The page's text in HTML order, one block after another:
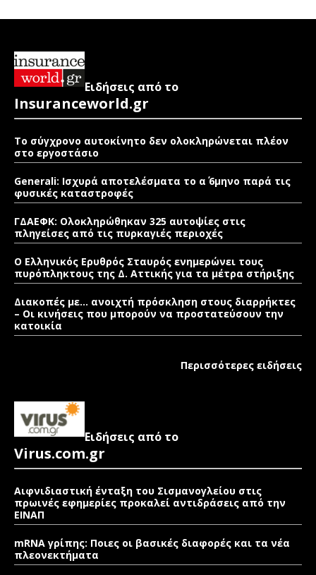
Ειδήσεις από το
Insuranceworld.gr
Το σύγχρονο αυτοκίνητο δεν ολοκληρώνεται πλέον
στο εργοστάσιο
Generali: Ισχυρά αποτελέσματα το α΄ 6μηνο παρά τις
φυσικές καταστροφές
ΓΔΑΕΦΚ: Ολοκληρώθηκαν 325 αυτοψίες στις
πληγείσες από τις πυρκαγιές περιοχές
Ο Ελληνικός Ερυθρός Σταυρός ενημερώνει τους
πυρόπληκτους της Δ. Αττικής για τα μέτρα στήριξης
Διακοπές με… ανοιχτή πρόσκληση στους διαρρήκτες
– Οι κινήσεις που μπορούν να προστατεύσουν την
κατοικία
Περισσότερες ειδήσεις
Ειδήσεις από το
Virus.com.gr
Αιφνιδιαστική ένταξη του Σισμανογλείου στις
πρωινές εφημερίες προκαλεί αντιδράσεις από την
ΕΙΝΑΠ
mRNA γρίπης: Ποιες οι βασικές διαφορές και τα νέα
πλεονεκτήματα